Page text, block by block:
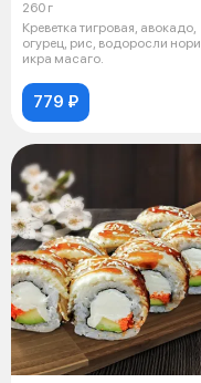
260 г
Креветка тигровая, авокадо,
огурец, рис, водоросли нори,
икра масаго.
779 ₽